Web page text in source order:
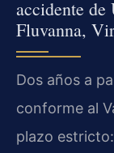
accidente de
Fluvanna,
Dos años a
conforme al
plazo